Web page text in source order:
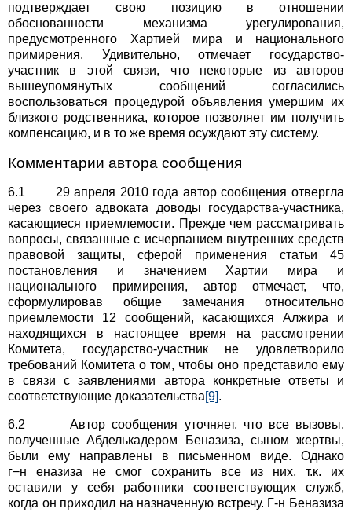
подтверждает свою позицию в отношении
обоснованности механизма урегулирования,
предусмотренного Хартией мира и национального
примирения. Удивительно, отмечает государство-
участник в этой связи, что некоторые из авторов
вышеупомянутых сообщений согласились
воспользоваться процедурой объявления умершим их
близкого родственника, которое позволяет им получить
компенсацию, и в то же время осуждают эту систему.
Комментарии автора сообщения
6.1 29 апреля 2010 года автор сообщения отвергла
через своего адвоката доводы государства-участника,
касающиеся приемлемости. Прежде чем рассматривать
вопросы, связанные с исчерпанием внутренних средств
правовой защиты, сферой применения статьи 45
постановления и значением Хартии мира и
национального примирения, автор отмечает, что,
сформулировав общие замечания относительно
приемлемости 12 сообщений, касающихся Алжира и
находящихся в настоящее время на рассмотрении
Комитета, государство-участник не удовлетворило
требований Комитета о том, чтобы оно представило ему
в связи с заявлениями автора конкретные ответы и
соответствующие доказательства[9].
6.2 Автор сообщения уточняет, что все вызовы,
полученные Абделькадером Беназиза, сыном жертвы,
были ему направлены в письменном виде. Однако
г−н еназиза не смог сохранить все из них, т.к. их
оставили у себя работники соответствующих служб,
когда он приходил на назначенную встречу. Г-н Беназиза